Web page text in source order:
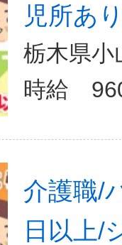
児所あ
栃木県小
介護職/
日以上/